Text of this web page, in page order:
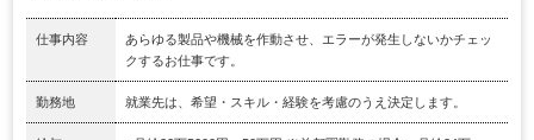
仕事内容
あらゆる製品や機械を作動させ、エラーが発生しないかチェッ
クするお仕事です。
勤務地 就業先は、希望・スキル・経験を考慮のうえ決定します。